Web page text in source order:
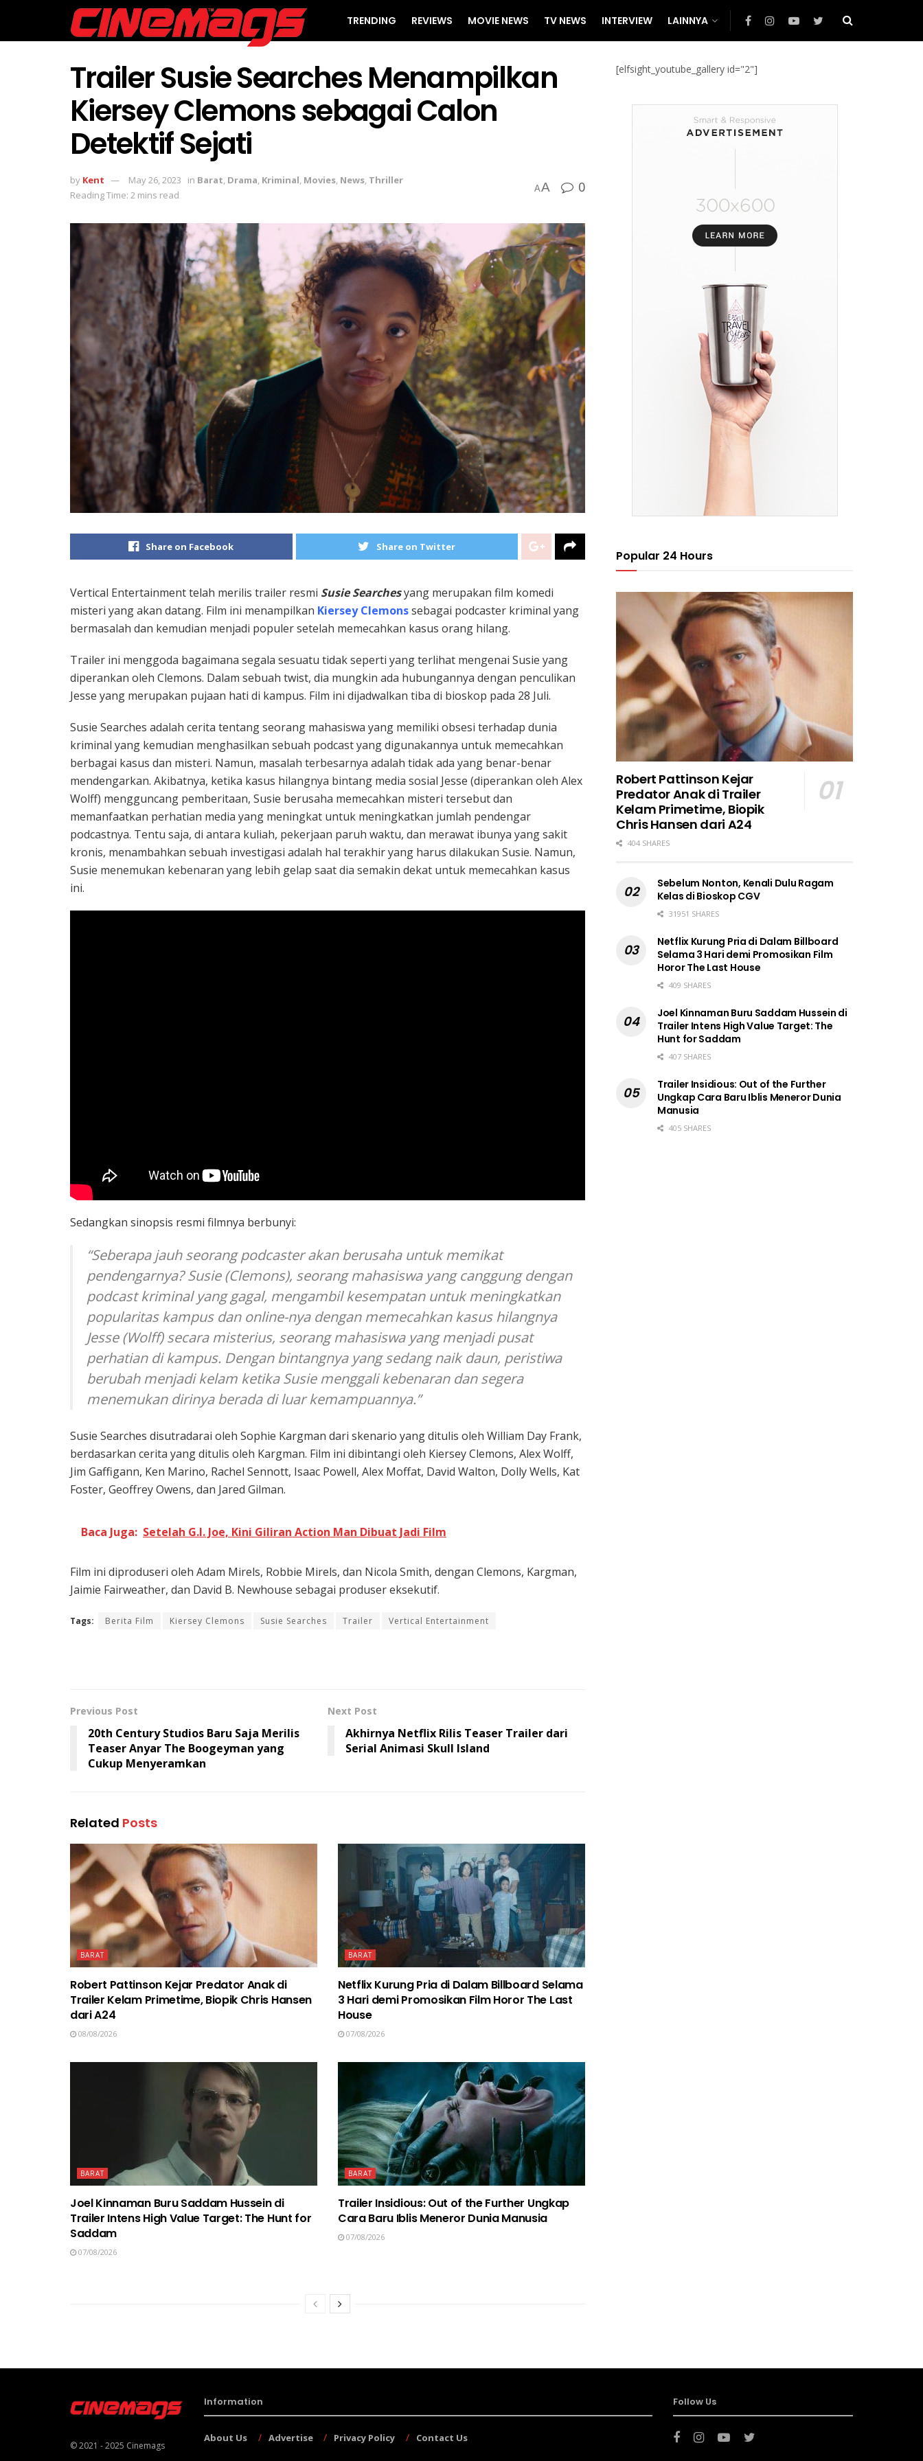
TRENDING REVIEWS MOVIE NEWS TV NEWS INTERVIEW LAINNYA
Trailer Susie Searches Menampilkan
Kiersey Clemons sebagai Calon
Detektif Sejati
by Kent May 26, 2023 in Barat, Drama, Kriminal, Movies, News, Thriller
Reading Time: 2 mins read
AA 0
Share on Facebook Share on Twitter
Vertical Entertainmenttelah merilis trailer resmi Susie Searchesyang merupakan film komedi
misteri yang akan datang. Film ini menampilkan Kiersey Clemonssebagai podcaster kriminal yang
bermasalah dan kemudian menjadi populer setelah memecahkan kasus orang hilang.
Trailer ini menggoda bagaimana segala sesuatu tidak seperti yang terlihat mengenai Susie yang
diperankan oleh Clemons. Dalam sebuah twist, dia mungkin ada hubungannya dengan penculikan
Jesse yang merupakan pujaan hati di kampus. Film ini dijadwalkan tiba di bioskop pada 28 Juli.
Susie Searches adalah cerita tentang seorang mahasiswa yang memiliki obsesi terhadap dunia
kriminal yang kemudian menghasilkan sebuah podcast yang digunakannya untuk memecahkan
berbagai kasus dan misteri. Namun, masalah terbesarnya adalah tidak ada yang benar-benar
mendengarkan. Akibatnya, ketika kasus hilangnya bintang media sosial Jesse (diperankan oleh Alex
Wolff) mengguncang pemberitaan, Susie berusaha memecahkan misteri tersebut dan
memanfaatkan perhatian media yang meningkat untuk meningkatkan jumlah pendengar
podcastnya. Tentu saja, di antara kuliah, pekerjaan paruh waktu, dan merawat ibunya yang sakit
kronis, menambahkan sebuah investigasi adalah hal terakhir yang harus dilakukan Susie. Namun,
Susie menemukan kebenaran yang lebih gelap saat dia semakin dekat untuk memecahkan kasus
ini.
Sedangkan sinopsis resmi filmnya berbunyi:
“Seberapa jauh seorang podcaster akan berusaha untuk memikat
pendengarnya? Susie (Clemons), seorang mahasiswa yang canggung dengan
podcast kriminal yang gagal, mengambil kesempatan untuk meningkatkan
popularitas kampus dan online-nya dengan memecahkan kasus hilangnya
Jesse (Wolff) secara misterius, seorang mahasiswa yang menjadi pusat
perhatian di kampus. Dengan bintangnya yang sedang naik daun, peristiwa
berubah menjadi kelam ketika Susie menggali kebenaran dan segera
menemukan dirinya berada di luar kemampuannya.”
Susie Searches disutradarai oleh Sophie Kargman dari skenario yang ditulis oleh William Day Frank,
berdasarkan cerita yang ditulis oleh Kargman. Film ini dibintangi oleh Kiersey Clemons, Alex Wolff,
Jim Gaffigann, Ken Marino, Rachel Sennott, Isaac Powell, Alex Moffat, David Walton, Dolly Wells, Kat
Foster, Geoffrey Owens, dan Jared Gilman.
Baca Juga: Setelah G.I. Joe, Kini Giliran Action Man Dibuat Jadi Film
Film ini diproduseri oleh Adam Mirels, Robbie Mirels, dan Nicola Smith, dengan Clemons, Kargman,
Jaimie Fairweather, dan David B. Newhouse sebagai produser eksekutif.
Tags: Berita Film Kiersey Clemons Susie Searches Trailer Vertical Entertainment
Previous Post
20th Century Studios Baru Saja Merilis
Teaser Anyar The Boogeyman yang
Cukup Menyeramkan
Next Post
Akhirnya Netflix Rilis Teaser Trailer dari
Serial Animasi Skull Island
Related Posts
BARAT
Robert Pattinson Kejar Predator Anak di
Trailer Kelam Primetime, Biopik Chris Hansen
dari A24
08/08/2026
BARAT
Netflix Kurung Pria di Dalam Billboard Selama
3 Hari demi Promosikan Film Horor The Last
House
07/08/2026
BARAT
Joel Kinnaman Buru Saddam Hussein di
Trailer Intens High Value Target: The Hunt for
Saddam
07/08/2026
BARAT
Trailer Insidious: Out of the Further Ungkap
Cara Baru Iblis Meneror Dunia Manusia
07/08/2026
[elfsight_youtube_gallery id="2"]
Popular 24 Hours
Robert Pattinson Kejar
Predator Anak di Trailer
Kelam Primetime, Biopik
Chris Hansen dari A24
404 SHARES
Sebelum Nonton, Kenali Dulu Ragam
Kelas di Bioskop CGV
31951 SHARES
Netflix Kurung Pria di Dalam Billboard
Selama 3 Hari demi Promosikan Film
Horor The Last House
409 SHARES
Joel Kinnaman Buru Saddam Hussein di
Trailer Intens High Value Target: The
Hunt for Saddam
407 SHARES
Trailer Insidious: Out of the Further
Ungkap Cara Baru Iblis Meneror Dunia
Manusia
405 SHARES
© 2021 - 2025 Cinemags
Information
About Us Advertise Privacy Policy Contact Us
Follow Us